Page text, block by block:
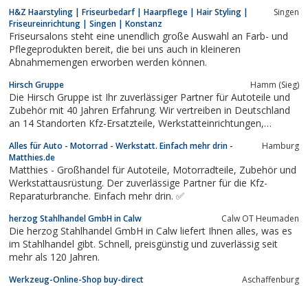
H&Z Haarstyling | Friseurbedarf | Haarpflege | Hair Styling |
Friseureinrichtung | Singen | Konstanz
Singen
Friseursalons steht eine unendlich große Auswahl an Farb- und
Pflegeprodukten bereit, die bei uns auch in kleineren
Abnahmemengen erworben werden können.
Hirsch Gruppe Hamm (Sieg)
Die Hirsch Gruppe ist Ihr zuverlässiger Partner für Autoteile und
Zubehör mit 40 Jahren Erfahrung. Wir vertreiben in Deutschland
an 14 Standorten Kfz-Ersatzteile, Werkstatteinrichtungen,
Alles für Auto - Motorrad - Werkstatt. Einfach mehr drin -
Matthies.de
Hamburg
Matthies - Großhandel für Autoteile, Motorradteile, Zubehör und
Werkstattausrüstung. Der zuverlässige Partner für die Kfz-
Reparaturbranche. Einfach mehr drin. ✅
herzog Stahlhandel GmbH in Calw Calw OT Heumaden
Die herzog Stahlhandel GmbH in Calw liefert Ihnen alles, was es
im Stahlhandel gibt. Schnell, preisgünstig und zuverlässig seit
mehr als 120 Jahren.
Werkzeug-Online-Shop buy-direct Aschaffenburg